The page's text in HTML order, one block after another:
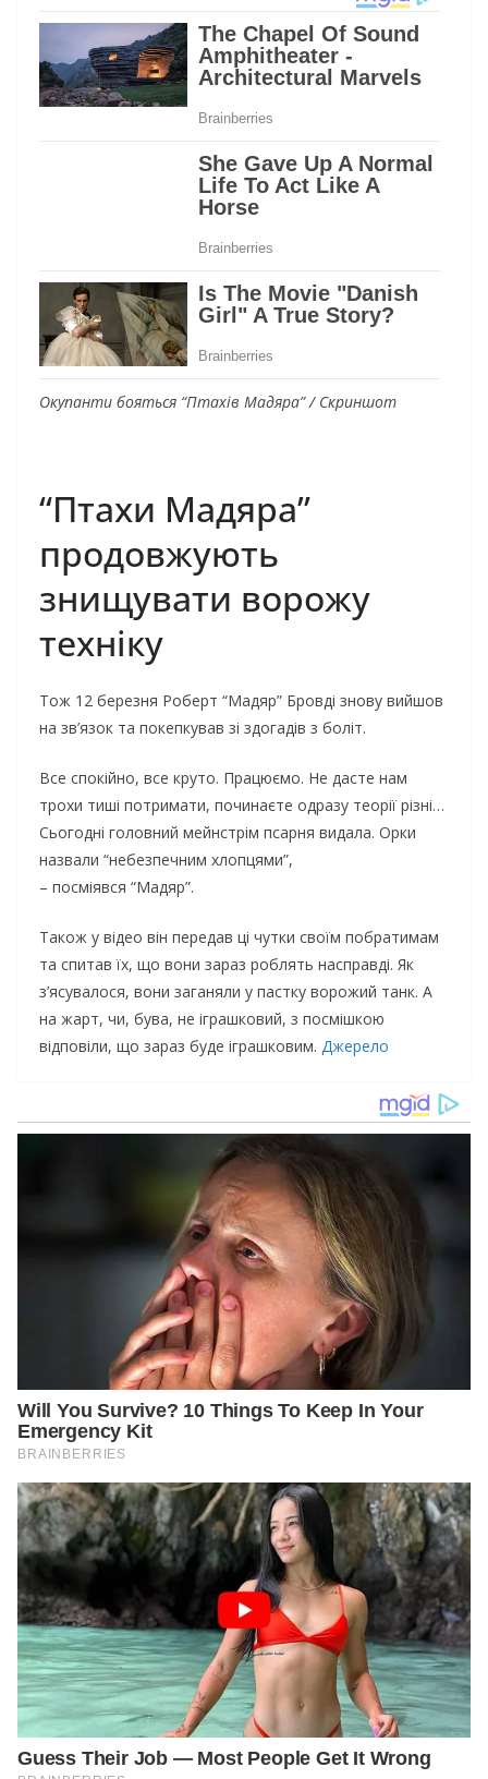
Окупанти бояться “Птахів Мадяра” / Скриншот
“Птахи Мадяра”
продовжують
знищувати ворожу
техніку
Тож 12 березня Роберт “Мадяр” Бровді знову вийшов
на зв’язок та покепкував зі здогадів з боліт.
Все спокійно, все круто. Працюємо. Не дасте нам
трохи тиші потримати, починаєте одразу теорії різні…
Сьогодні головний мейнстрім псарня видала. Орки
назвали “небезпечним хлопцями”,
– посміявся “Мадяр”.
Також у відео він передав ці чутки своїм побратимам
та спитав їх, що вони зараз роблять насправді. Як
з’ясувалося, вони заганяли у пастку ворожий танк. А
на жарт, чи, бува, не іграшковий, з посмішкою
відповіли, що зараз буде іграшковим. Джерело